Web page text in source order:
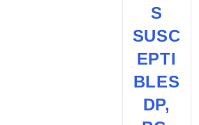
S
SUSC
EPTI
BLES
DP,